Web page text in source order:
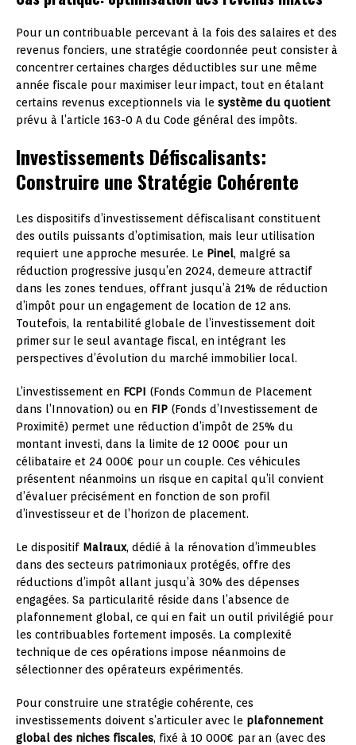
Pour un contribuable percevant à la fois des salaires et des
revenus fonciers, une stratégie coordonnée peut consister à
concentrer certaines charges déductibles sur une même
année fiscale pour maximiser leur impact, tout en étalant
certains revenus exceptionnels via le système du quotient
prévu à l’article 163-0 A du Code général des impôts.
Investissements Défiscalisants:
Construire une Stratégie Cohérente
Les dispositifs d’investissement défiscalisant constituent
des outils puissants d’optimisation, mais leur utilisation
requiert une approche mesurée. Le Pinel, malgré sa
réduction progressive jusqu’en 2024, demeure attractif
dans les zones tendues, offrant jusqu’à 21% de réduction
d’impôt pour un engagement de location de 12 ans.
Toutefois, la rentabilité globale de l’investissement doit
primer sur le seul avantage fiscal, en intégrant les
perspectives d’évolution du marché immobilier local.
L’investissement en FCPI (Fonds Commun de Placement
dans l’Innovation) ou en FIP (Fonds d’Investissement de
Proximité) permet une réduction d’impôt de 25% du
montant investi, dans la limite de 12 000€ pour un
célibataire et 24 000€ pour un couple. Ces véhicules
présentent néanmoins un risque en capital qu’il convient
d’évaluer précisément en fonction de son profil
d’investisseur et de l’horizon de placement.
Le dispositif Malraux, dédié à la rénovation d’immeubles
dans des secteurs patrimoniaux protégés, offre des
réductions d’impôt allant jusqu’à 30% des dépenses
engagées. Sa particularité réside dans l’absence de
plafonnement global, ce qui en fait un outil privilégié pour
les contribuables fortement imposés. La complexité
technique de ces opérations impose néanmoins de
sélectionner des opérateurs expérimentés.
Pour construire une stratégie cohérente, ces
investissements doivent s’articuler avec le plafonnement
global des niches fiscales, fixé à 10 000€ par an (avec des